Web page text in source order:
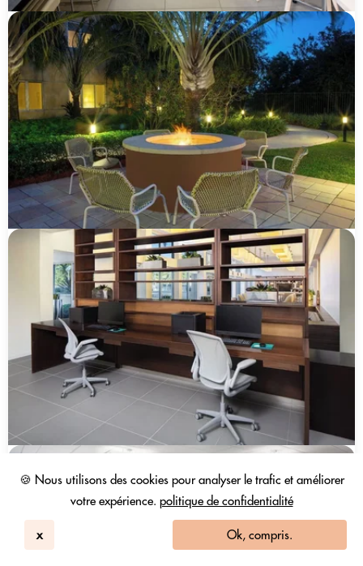
🍪 Nous utilisons des cookies pour analyser le trafic et améliorer
votre expérience. politique de confidentialité
x Ok, compris.